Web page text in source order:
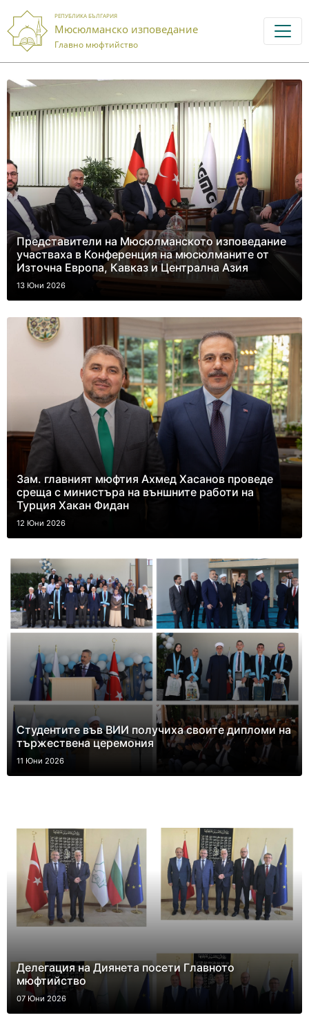
РЕПУБЛИКА БЪЛГАРИЯ
Мюсюлманско изповедание
Главно мюфтийство
Представители на Мюсюлманското изповедание
участваха в Конференция на мюсюлманите от
Източна Европа, Кавказ и Централна Азия
13 Юни 2026
Зам. главният мюфтия Ахмед Хасанов проведе
среща с министъра на външните работи на
Турция Хакан Фидан
12 Юни 2026
Студентите във ВИИ получиха своите дипломи на
тържествена церемония
11 Юни 2026
Делегация на Диянета посети Главното
мюфтийство
07 Юни 2026